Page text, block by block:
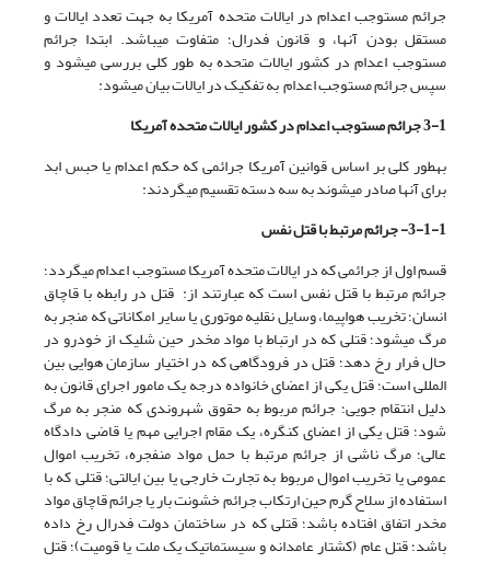
جرائم مستوجب اعدام در ایالات متحده آمریکا به جهت تعدد ایالات و
مستقل بودن آن­ها، و قانون فدرال؛ متفاوت می­باشد. ابتدا جرائم
مستوجب اعدام در کشور ایالات متحده به طور کلی بررسی می­شود و
سپس جرائم مستوجب اعدام به تفکیک در ایالات بیان می­شود:
3-1 جرائم مستوجب اعدام در کشور ایالات متحده آمریکا
به­طور کلی بر اساس قوانین آمریکا جرائمی که حکم اعدام یا حبس ابد
برای آن­ها صادر می­شوند به سه دسته تقسیم می­گردند:
3-1-1- جرائم مرتبط با قتل نفس
قسم اول از جرائمی که در ایالات متحده آمریکا مستوجب اعدام می­گردد؛
جرائم مرتبط با قتل نفس است که عبارتند از: قتل در رابطه با قاچاق
انسان؛ تخریب هواپیما، وسایل نقلیه موتوری یا سایر امکاناتی که منجر به
مرگ می­شود؛ قتلی که در ارتباط با مواد مخدر حین شلیک از خودرو در
حال فرار رخ دهد؛ قتل در فرودگاهی که در اختیار سازمان هوایی بین
المللی است؛ قتل یکی از اعضای خانواده درجه یک مامور اجرای قانون به
دلیل انتقام جویی؛ جرائم مربوط به حقوق شهروندی که منجر به مرگ
شود؛ قتل یکی از اعضای کنگره، یک مقام اجرایی مهم یا قاضی دادگاه
عالی؛ مرگ ناشی از جرائم مرتبط با حمل مواد منفجره، تخریب اموال
عمومی یا تخریب اموال مربوط به تجارت خارجی یا بین ایالتی؛ قتلی که با
استفاده از سلاح گرم حین ارتکاب جرائم خشونت بار یا جرائم قاچاق مواد
مخدر اتفاق افتاده باشد؛ قتلی که در ساختمان دولت فدرال رخ داده
باشد؛ قتل عام (کشتار عامدانه و سیستماتیک یک ملت یا قومیت)؛ قتل